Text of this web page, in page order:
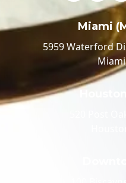
Miami
5959 Waterford
520 Post